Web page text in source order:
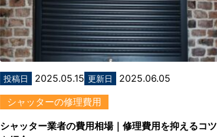
投稿日 2025.05.15 更新日 2025.06.05
シャッターの修理費用
シャッター業者の費用相場｜修理費用を抑えるコツ